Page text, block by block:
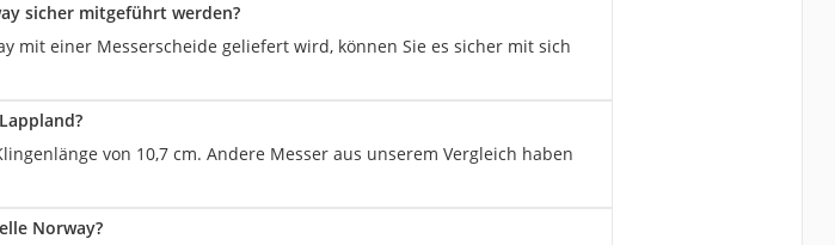
sicher mitgeführt werden?
mit einer Messerscheide geliefert wird, können Sie es sicher mit sich
von 10,7 cm. Andere Messer aus unserem Vergleich haben
Norway?